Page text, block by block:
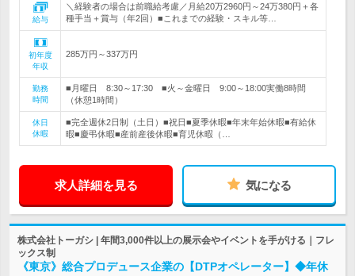
給与
＼経験者の場合は前職給考慮／月給20万2960円～24万380円＋各
種手当＋賞与（年2回）■これまでの経験・スキル等…
初年度
年収
285万円～337万円
勤務
時間
■月曜日 8:30～17:30 ■火～金曜日 9:00～18:00実働8時間
（休憩1時間）
休日
休暇
■完全週休2日制（土日）■祝日■夏季休暇■年末年始休暇■有給休
暇■慶弔休暇■産前産後休暇■育児休暇（…
求人詳細を見る 気になる
株式会社トーガシ | 年間3,000件以上の展示会やイベントを手がける｜フレ
ックス制
《東京》総合プロデュース企業の【DTPオペレーター】◆年休